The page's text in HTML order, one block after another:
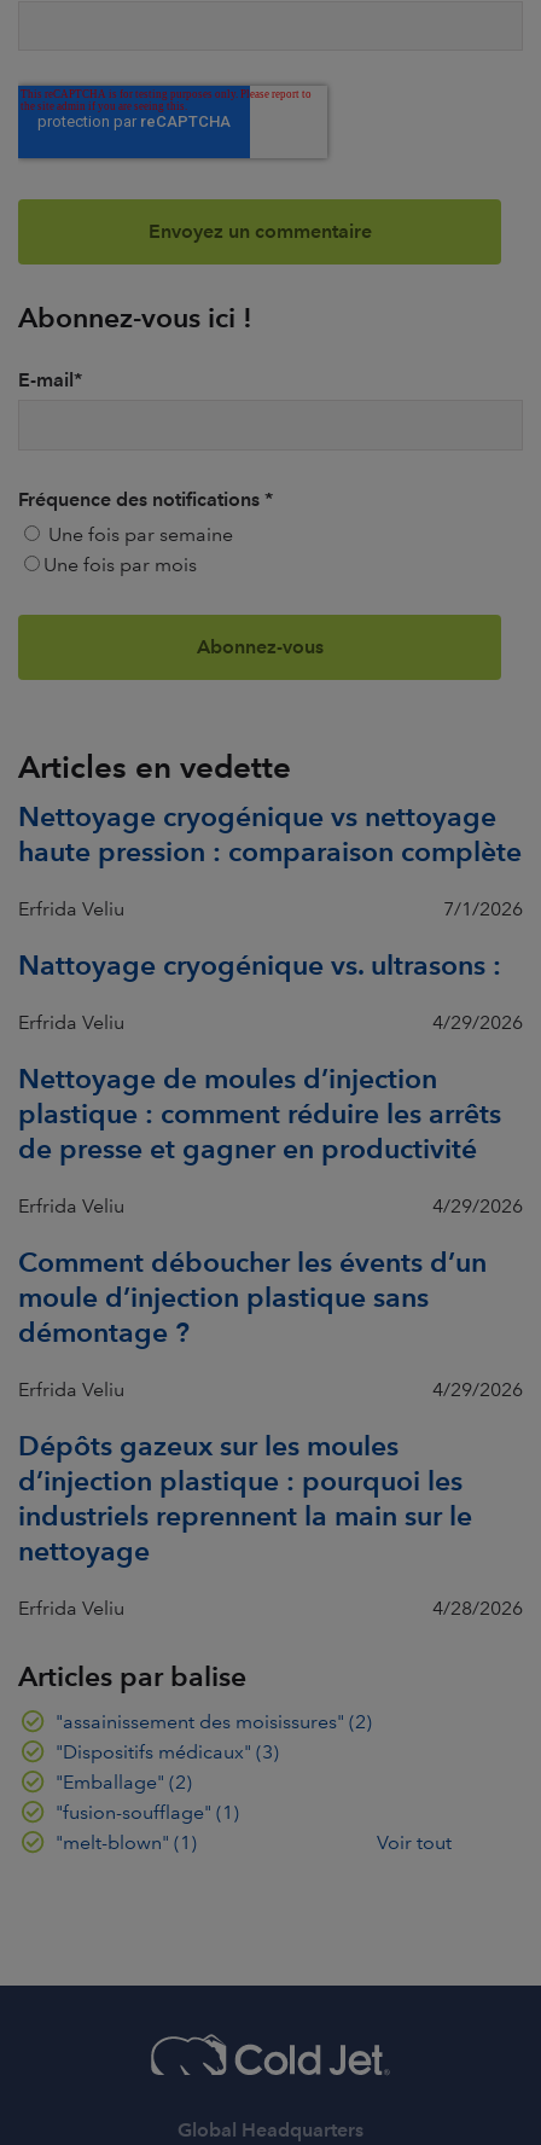
Abonnez-vous ici !
E-mail *
Fréquence des notifications *
Une fois par semaine
Une fois par mois
Articles en vedette
Nettoyage cryogénique vs nettoyage
haute pression : comparaison complète
Erfrida Veliu 7/1/2026
Nattoyage cryogénique vs. ultrasons :
Erfrida Veliu 4/29/2026
Nettoyage de moules d’injection
plastique : comment réduire les arrêts
de presse et gagner en productivité
Erfrida Veliu 4/29/2026
Comment déboucher les évents d’un
moule d’injection plastique sans
démontage ?
Erfrida Veliu 4/29/2026
Dépôts gazeux sur les moules
d’injection plastique : pourquoi les
industriels reprennent la main sur le
nettoyage
Erfrida Veliu 4/28/2026
Articles par balise
"assainissement des moisissures" (2)
"Dispositifs médicaux" (3)
"Emballage" (2)
"fusion-soufflage" (1)
"melt-blown" (1) Voir tout
Global Headquarters